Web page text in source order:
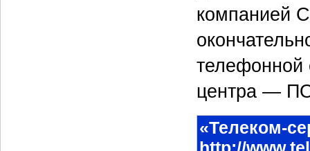
компанией
центра —
«Телеком-